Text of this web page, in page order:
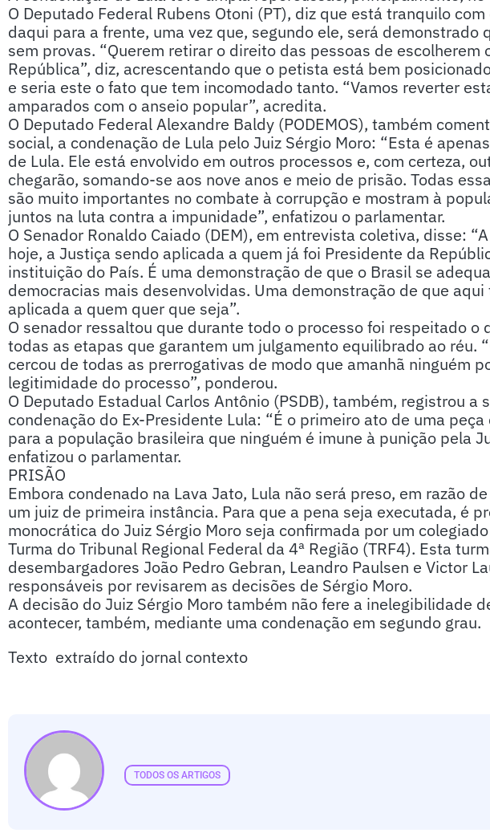
O Deputado Federal Rubens Otoni (PT), diz que está tranquilo
daqui para a frente, uma vez que, segundo ele, será demonstrado
sem provas. “Querem retirar o direito das pessoas de escolherem
República”, diz, acrescentando que o petista está bem
e seria este o fato que tem incomodado tanto. “Vamos reverter
amparados com o anseio popular”, acredita.
O Deputado Federal Alexandre Baldy (PODEMOS), também
social, a condenação de Lula pelo Juiz Sérgio Moro: “Esta é
de Lula. Ele está envolvido em outros processos e, com certeza,
chegarão, somando-se aos nove anos e meio de prisão. Todas
são muito importantes no combate à corrupção e mostram à
juntos na luta contra a impunidade”, enfatizou o parlamentar.
O Senador Ronaldo Caiado (DEM), em entrevista coletiva, disse:
hoje, a Justiça sendo aplicada a quem já foi Presidente da
instituição do País. É uma demonstração de que o Brasil se
democracias mais desenvolvidas. Uma demonstração de que
aplicada a quem quer que seja”.
O senador ressaltou que durante todo o processo foi respeitado o
todas as etapas que garantem um julgamento equilibrado ao réu.
cercou de todas as prerrogativas de modo que amanhã ninguém
legitimidade do processo”, ponderou.
O Deputado Estadual Carlos Antônio (PSDB), também, registrou a
condenação do Ex-Presidente Lula: “É o primeiro ato de uma
para a população brasileira que ninguém é imune à punição pela
enfatizou o parlamentar.
PRISÃO
Embora condenado na Lava Jato, Lula não será preso, em razão
um juiz de primeira instância. Para que a pena seja executada, é
monocrática do Juiz Sérgio Moro seja confirmada por um
Turma do Tribunal Regional Federal da 4ª Região (TRF4). Esta
desembargadores João Pedro Gebran, Leandro Paulsen e Victor
responsáveis por revisarem as decisões de Sérgio Moro.
A decisão do Juiz Sérgio Moro também não fere a inelegibilidade
acontecer, também, mediante uma condenação em segundo grau.
Texto extraído do jornal contexto
TODOS OS ARTIGOS